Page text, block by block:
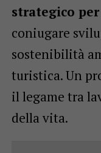
strategico
coniugare
sostenibilità
turistica. Un
il legame tra
della vita.